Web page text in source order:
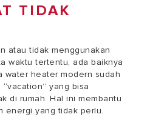
TIDAK
atau tidak menggunakan
waktu tertentu, ada baiknya
water heater modern sudah
yang bisa
di rumah. Hal ini membantu
energi yang tidak perlu.